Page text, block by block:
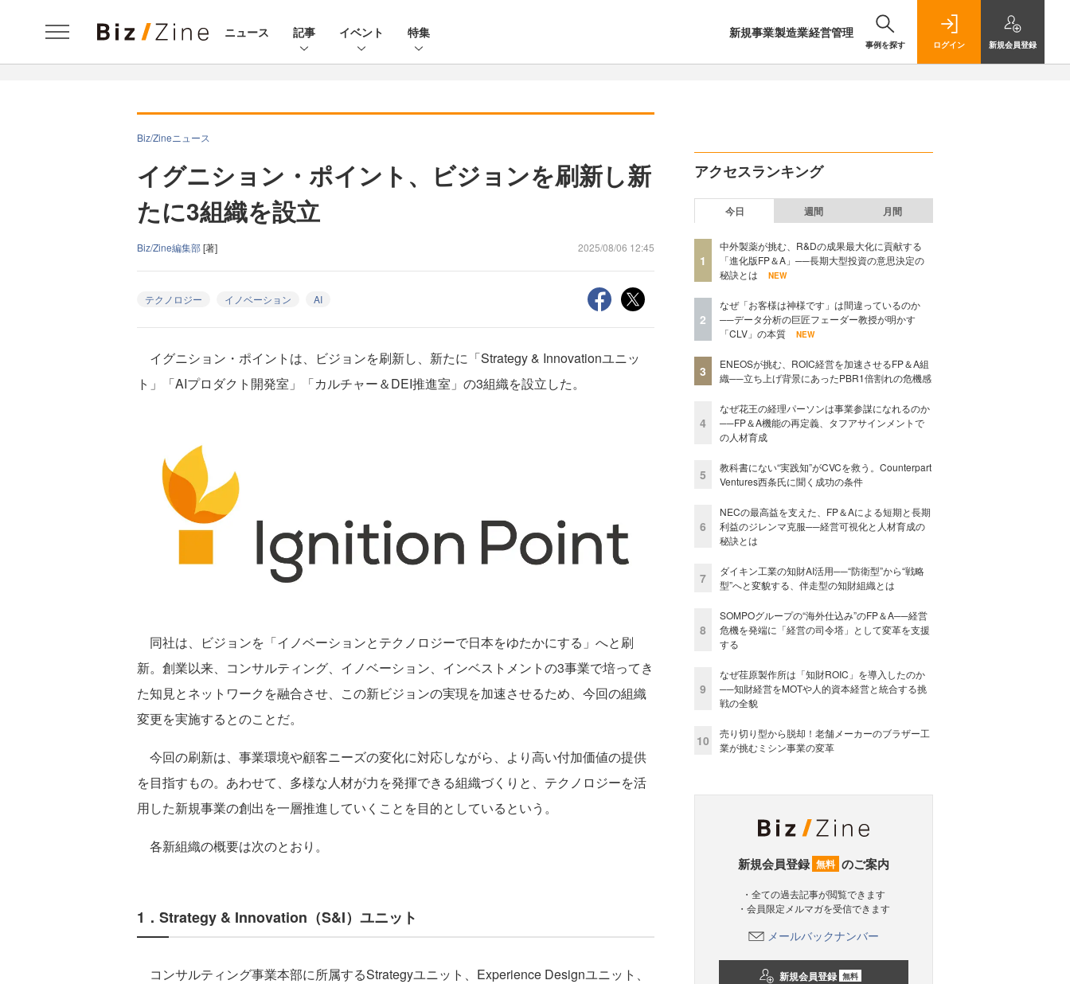
ニュース 記事 イベント 特集 新規事業製造業経営管理
事例を探す ログイン 新規会員登録
Biz/Zineニュース
イグニション・ポイント、ビジョンを刷新し新
たに3組織を設立
Biz/Zine編集部[著] 2025/08/06 12:45
テクノロジー イノベーション AI
イグニション・ポイントは、ビジョンを刷新し、新たに「Strategy & Innovationユニッ
ト」「AIプロダクト開発室」「カルチャー＆DEI推進室」の3組織を設立した。
同社は、ビジョンを「イノベーションとテクノロジーで日本をゆたかにする」へと刷
新。創業以来、コンサルティング、イノベーション、インベストメントの3事業で培ってき
た知見とネットワークを融合させ、この新ビジョンの実現を加速させるため、今回の組織
変更を実施するとのことだ。
今回の刷新は、事業環境や顧客ニーズの変化に対応しながら、より高い付加価値の提供
を目指すもの。あわせて、多様な人材が力を発揮できる組織づくりと、テクノロジーを活
用した新規事業の創出を一層推進していくことを目的としているという。
各新組織の概要は次のとおり。
1．Strategy & Innovation（S&I）ユニット
コンサルティング事業本部に所属するStrategyユニット、Experience Designユニット、
アクセスランキング
今日 週間 月間
1
中外製薬が挑む、R&Dの成果最大化に貢献する
「進化版FP＆A」──長期大型投資の意思決定の
秘訣とは
NEW
2
なぜ「お客様は神様です」は間違っているのか
──データ分析の巨匠フェーダー教授が明かす
「CLV」の本質
NEW
3
ENEOSが挑む、ROIC経営を加速させるFP＆A組
織──立ち上げ背景にあったPBR1倍割れの危機感
4
なぜ花王の経理パーソンは事業参謀になれるのか
──FP＆A機能の再定義、タフアサインメントで
の人材育成
5
教科書にない“実践知”がCVCを救う。Counterpart
Ventures西条氏に聞く成功の条件
6
NECの最高益を支えた、FP＆Aによる短期と長期
利益のジレンマ克服──経営可視化と人材育成の
秘訣とは
7
ダイキン工業の知財AI活用──“防衛型”から“戦略
型”へと変貌する、伴走型の知財組織とは
8
SOMPOグループの“海外仕込み”のFP＆A──経営
危機を発端に「経営の司令塔」として変革を支援
する
9
なぜ荏原製作所は「知財ROIC」を導入したのか
──知財経営をMOTや人的資本経営と統合する挑
戦の全貌
10
売り切り型から脱却！老舗メーカーのブラザー工
業が挑むミシン事業の変革
新規会員登録 無料 のご案内
・全ての過去記事が閲覧できます
・会員限定メルマガを受信できます
メールバックナンバー
新規会員登録 無料